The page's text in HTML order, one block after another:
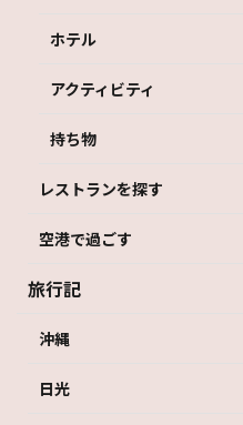
ホテル
アクティビティ
持ち物
レストランを探す
空港で過ごす
旅行記
沖縄
日光